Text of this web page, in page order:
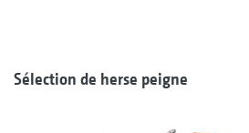
Sélection de herse peigne